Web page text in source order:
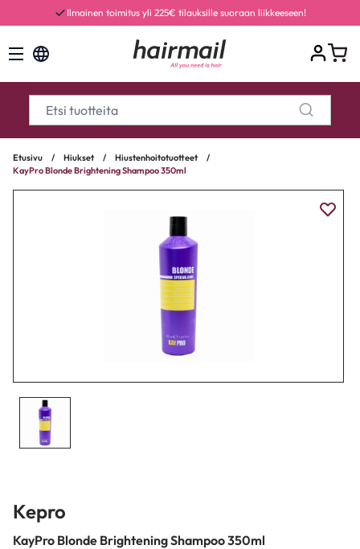
Ilmainen toimitus yli 225€ tilauksille suoraan liikkeeseen!
Etusivu / Hiukset / Hiustenhoitotuotteet
/
KayPro Blonde Brightening Shampoo 350ml
Kepro
KayPro Blonde Brightening Shampoo 350ml